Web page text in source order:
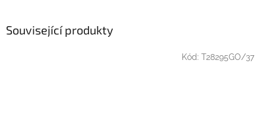
Související produkty
Kód: T28295GO/37